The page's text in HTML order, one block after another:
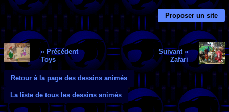
Proposer un site
« Précédent
Toys
Suivant »
Zafari
Retour à la page des dessins animés
La liste de tous les dessins animés